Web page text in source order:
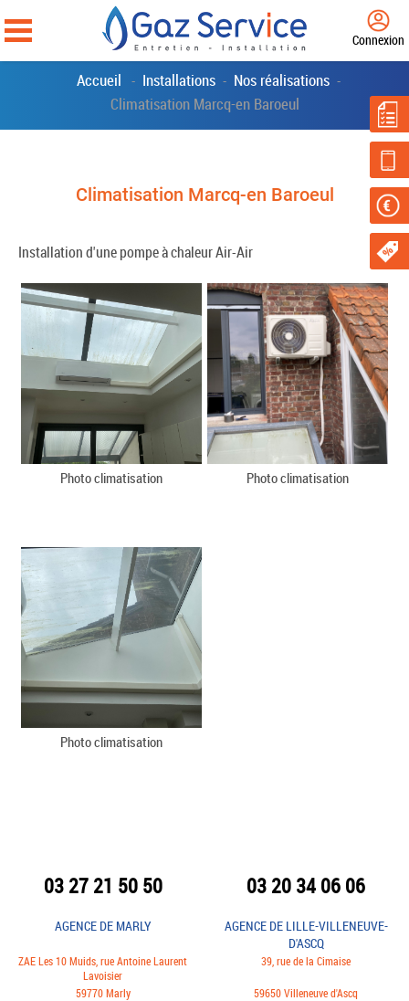
Connexion
Accueil - Installations - Nos réalisations -
Climatisation Marcq-en Baroeul
Climatisation Marcq-en Baroeul
Installation d'une pompe à chaleur Air-Air
Photo climatisation Photo climatisation
Photo climatisation
03 27 21 50 50
AGENCE DE MARLY
ZAE Les 10 Muids, rue Antoine Laurent
Lavoisier
59770 Marly
03 20 34 06 06
AGENCE DE LILLE-VILLENEUVE-
D'ASCQ
39, rue de la Cimaise
59650 Villeneuve d'Ascq